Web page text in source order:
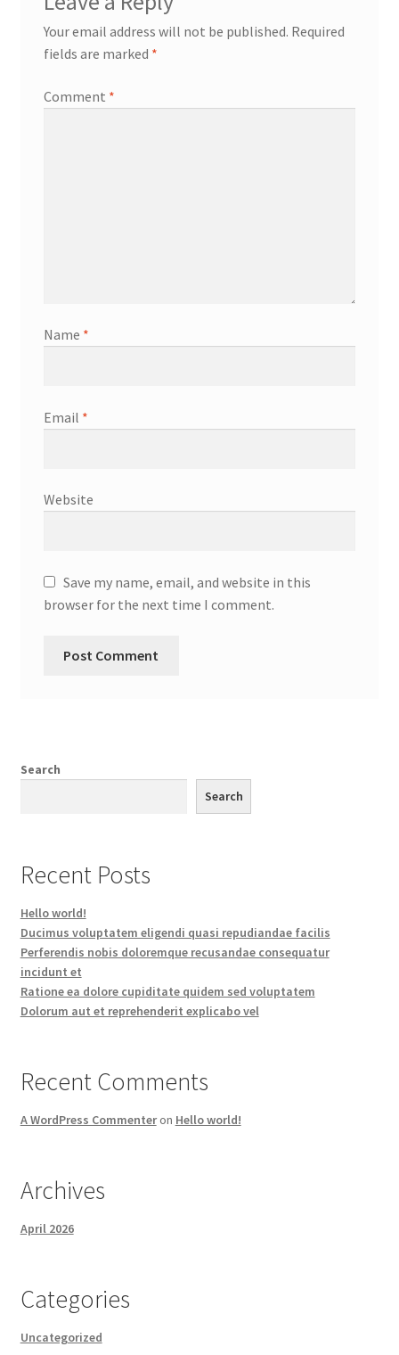
Your email address will not be published. Required
fields are marked *
Comment *
Name *
Email *
Website
Save my name, email, and website in this
browser for the next time I comment.
Search
Search
Recent Posts
Hello world!
Ducimus voluptatem eligendi quasi repudiandae facilis
Perferendis nobis doloremque recusandae consequatur
incidunt et
Ratione ea dolore cupiditate quidem sed voluptatem
Dolorum aut et reprehenderit explicabo vel
Recent Comments
A WordPress Commenteron Hello world!
Archives
April 2026
Categories
Uncategorized